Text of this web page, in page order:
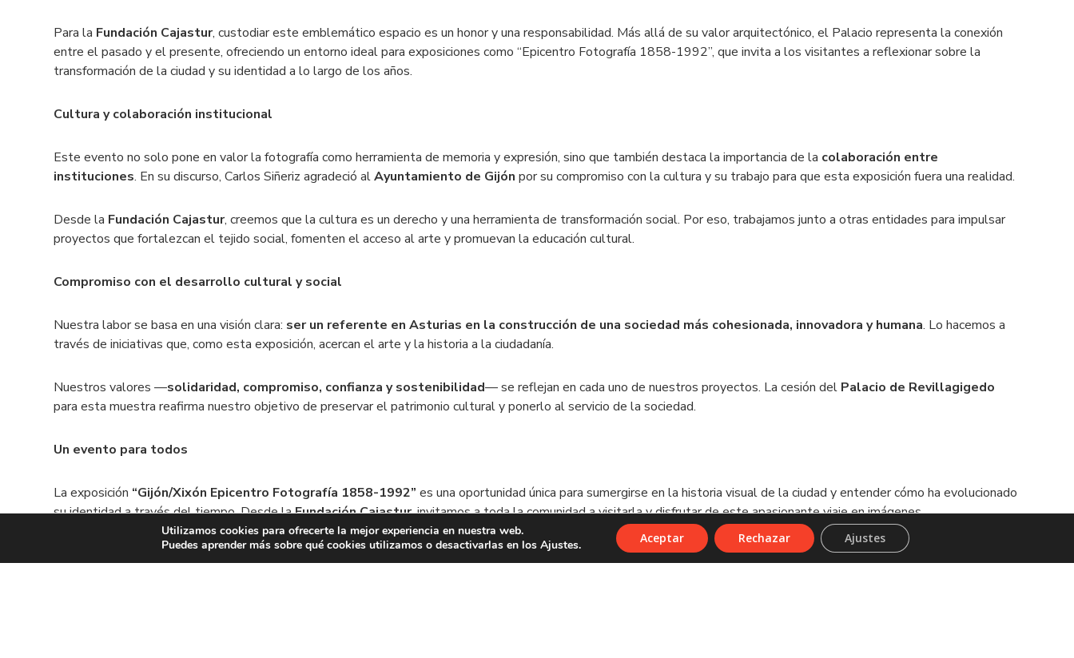
Para la Fundación Cajastur, custodiar este emblemático espacio es un honor y una responsabilidad. Más allá de su valor arquitectónico, el Palacio representa la conexión
entre el pasado y el presente, ofreciendo un entorno ideal para exposiciones como “Epicentro Fotografía 1858-1992”, que invita a los visitantes a reflexionar sobre la
transformación de la ciudad y su identidad a lo largo de los años.
Cultura y colaboración institucional
Este evento no solo pone en valor la fotografía como herramienta de memoria y expresión, sino que también destaca la importancia de la colaboración entre
instituciones. En su discurso, Carlos Siñeriz agradeció alAyuntamiento de Gijón por su compromiso con la cultura y su trabajo para que esta exposición fuera una realidad.
Desde la Fundación Cajastur, creemos que la cultura es un derecho y una herramienta de transformación social. Por eso, trabajamos junto a otras entidades para impulsar
proyectos que fortalezcan el tejido social, fomenten el acceso al arte y promuevan la educación cultural.
Compromiso con el desarrollo cultural y social
Nuestra labor se basa en una visión clara: ser un referente en Asturias en la construcción de una sociedad más cohesionada, innovadora y humana. Lo hacemos a
través de iniciativas que, como esta exposición, acercan el arte y la historia a la ciudadanía.
Nuestros valores —solidaridad, compromiso, confianza y sostenibilidad— se reflejan en cada uno de nuestros proyectos. La cesión del Palacio de Revillagigedo
para esta muestra reafirma nuestro objetivo de preservar el patrimonio cultural y ponerlo al servicio de la sociedad.
Un evento para todos
La exposición “Gijón/Xixón Epicentro Fotografía 1858-1992” es una oportunidad única para sumergirse en la historia visual de la ciudad y entender cómo ha evolucionado
su identidad a través del tiempo. Desde laFundación Cajastur, invitamos a toda la comunidad a visitarla y disfrutar de este apasionante viaje en imágenes.
Utilizamos cookies para ofrecerte la mejor experiencia en nuestra web.
Puedes aprender más sobre qué cookies utilizamos o desactivarlas en los Ajustes.
Aceptar Rechazar Ajustes